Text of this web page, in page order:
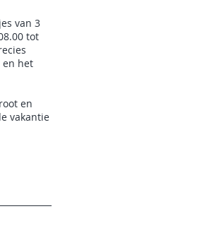
van 3
tot
en het
en
vakantie